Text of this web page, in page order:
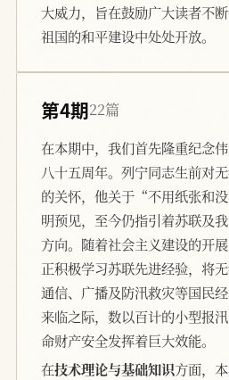
大威力，旨在鼓励广大读者不
祖国的和平建设中处处开放。
第4期22篇
在本期中，我们首先隆重纪念
八十五周年。列宁同志生前对
的关怀，他关于“不用纸张和
明预见，至今仍指引着苏联及
方向。随着社会主义建设的开
正积极学习苏联先进经验，将
通信、广播及防汛救灾等国民
来临之际，数以百计的小型报
命财产安全发挥着巨大效能。
在技术理论与基础知识方面，